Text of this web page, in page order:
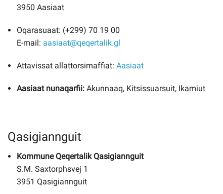
3950 Aasiaat
Oqarasuaat: (+299) 70 19 00
E-mail: aasiaat@qeqertalik.gl
Attavissat allattorsimaffiat: Aasiaat
Aasiaat nunaqarfii: Akunnaaq, Kitsissuarsuit, Ikamiut
Qasigiannguit
Kommune Qeqertalik Qasigiannguit
S.M. Saxtorphsvej 1
3951 Qasigiannguit